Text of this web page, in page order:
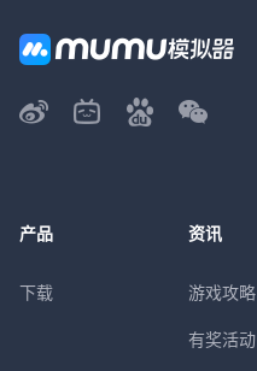
产品
下载
资讯
游戏攻略
有奖活动